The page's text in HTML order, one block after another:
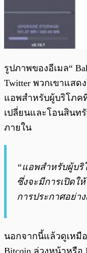
รูปภาพของอีเมล“
Twitter พวกเขาแส
แอพสำหรับผู้บริโภค
เปลี่ยนและโอนสินท
ภายใน
“แอพสำหรับผู้บริ
ซึ่งจะมีการเปิดใ
การประกาศอย่า
นอกจากนี้แล้วดูเหมื